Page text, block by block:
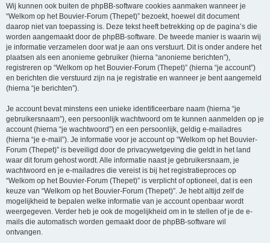
Wij kunnen ook buiten de phpBB-software cookies aanmaken wanneer je
“Welkom op het Bouvier-Forum (Thepet)” bezoekt, hoewel dit document
daarop niet van toepassing is. Deze tekst heeft betrekking op de pagina’s die
worden aangemaakt door de phpBB-software. De tweede manier is waarin wij
je informatie verzamelen door wat je aan ons verstuurt. Dit is onder andere het
plaatsen als een anonieme gebruiker (hierna “anonieme berichten”),
registreren op “Welkom op het Bouvier-Forum (Thepet)” (hierna “je account”)
en berichten die verstuurd zijn na je registratie en wanneer je bent aangemeld
(hierna “je berichten”).
Je account bevat minstens een unieke identificeerbare naam (hierna “je
gebruikersnaam”), een persoonlijk wachtwoord om te kunnen aanmelden op je
account (hierna “je wachtwoord”) en een persoonlijk, geldig e-mailadres
(hierna “je e-mail”). Je informatie voor je account op “Welkom op het Bouvier-
Forum (Thepet)” is beveiligd door de privacywetgeving die geldt in het land
waar dit forum gehost wordt. Alle informatie naast je gebruikersnaam, je
wachtwoord en je e-mailadres die vereist is bij het registratieproces op
“Welkom op het Bouvier-Forum (Thepet)” is verplicht of optioneel, dat is een
keuze van “Welkom op het Bouvier-Forum (Thepet)”. Je hebt altijd zelf de
mogelijkheid te bepalen welke informatie van je account openbaar wordt
weergegeven. Verder heb je ook de mogelijkheid om in te stellen of je de e-
mails die automatisch worden gemaakt door de phpBB-software wil
ontvangen.